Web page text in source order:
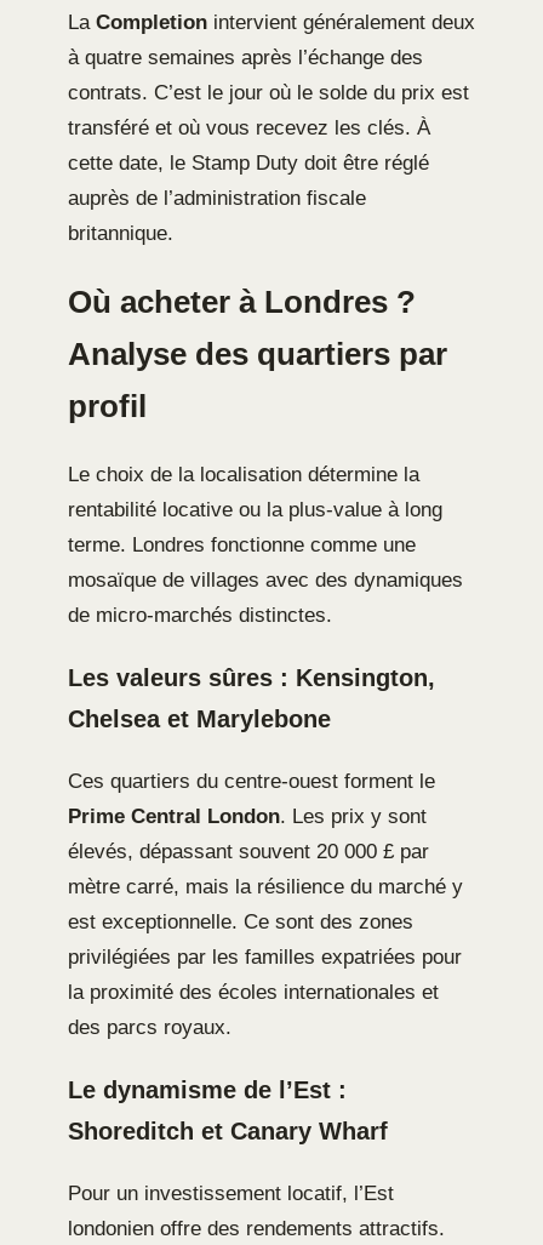
La Completion intervient généralement deux
à quatre semaines après l’échange des
contrats. C’est le jour où le solde du prix est
transféré et où vous recevez les clés. À
cette date, le Stamp Duty doit être réglé
auprès de l’administration fiscale
britannique.
Où acheter à Londres ?
Analyse des quartiers par
profil
Le choix de la localisation détermine la
rentabilité locative ou la plus-value à long
terme. Londres fonctionne comme une
mosaïque de villages avec des dynamiques
de micro-marchés distinctes.
Les valeurs sûres : Kensington,
Chelsea et Marylebone
Ces quartiers du centre-ouest forment le
Prime Central London. Les prix y sont
élevés, dépassant souvent 20 000 £ par
mètre carré, mais la résilience du marché y
est exceptionnelle. Ce sont des zones
privilégiées par les familles expatriées pour
la proximité des écoles internationales et
des parcs royaux.
Le dynamisme de l’Est :
Shoreditch et Canary Wharf
Pour un investissement locatif, l’Est
londonien offre des rendements attractifs.